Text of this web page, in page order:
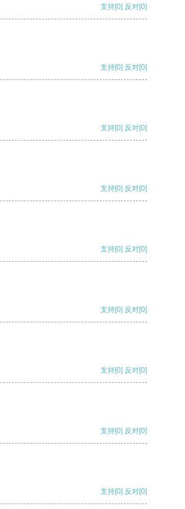
支持[0] 反对[0]
支持[0] 反对[0]
支持[0] 反对[0]
支持[0] 反对[0]
支持[0] 反对[0]
支持[0] 反对[0]
支持[0] 反对[0]
支持[0] 反对[0]
支持[0] 反对[0]